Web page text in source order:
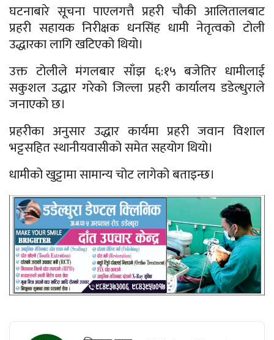
घटनाबारे सूचना पाएलगत्तै प्रहरी चौकी आलितालबाट
प्रहरी सहायक निरीक्षक धनसिंह धामी नेतृत्वको टोली
उद्धारका लागि खटिएको थियो।
उक्त टोलीले मंगलबार साँझ ६:१५ बजेतिर धामीलाई
सकुशल उद्धार गरेको जिल्ला प्रहरी कार्यालय डडेल्धुराले
जनाएको छ।
प्रहरीका अनुसार उद्धार कार्यमा प्रहरी जवान विशाल
भट्टसहित स्थानीयवासीको समेत सहयोग थियो।
धामीको खुट्टामा सामान्य चोट लागेको बताइन्छ।